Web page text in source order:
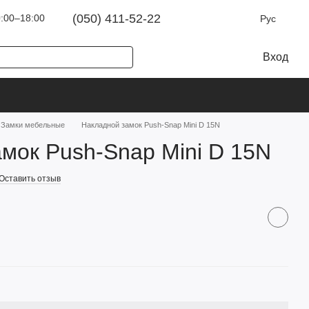
(050) 411-52-22 Рус
Вход
Замки мебельные Накладной замок Push-Snap Mini D 15N
Push-Snap Mini D 15N
отзыв